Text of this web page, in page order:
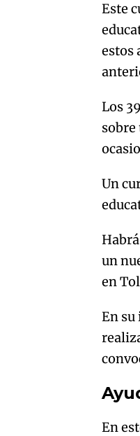
Este
estos
Los
sobre
Un
un
en
En su
En